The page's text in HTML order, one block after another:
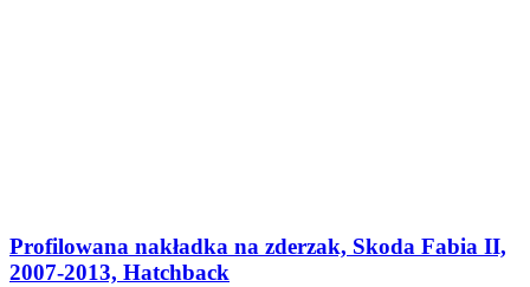
Profilowana nakładka na zderzak, Skoda Fabia II,
2007-2013, Hatchback